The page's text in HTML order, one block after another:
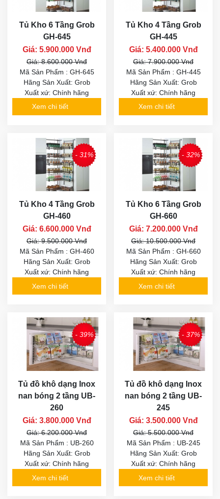
Tủ Kho 6 Tầng Grob
GH-645
Giá: 5.900.000 Vnđ
Giá: 8.600.000 Vnđ
Mã Sản Phẩm : GH-645
Hãng Sản Xuất: Grob
Xuất xứ: Chính hãng
Xem chi tiết
Tủ Kho 4 Tầng Grob
GH-445
Giá: 5.400.000 Vnđ
Giá: 7.900.000 Vnđ
Mã Sản Phẩm : GH-445
Hãng Sản Xuất: Grob
Xuất xứ: Chính hãng
Xem chi tiết
- 31%
Tủ Kho 4 Tầng Grob
GH-460
Giá: 6.600.000 Vnđ
Giá: 9.500.000 Vnđ
Mã Sản Phẩm : GH-460
Hãng Sản Xuất: Grob
Xuất xứ: Chính hãng
Xem chi tiết
- 32%
Tủ Kho 6 Tầng Grob
GH-660
Giá: 7.200.000 Vnđ
Giá: 10.500.000 Vnđ
Mã Sản Phẩm : GH-660
Hãng Sản Xuất: Grob
Xuất xứ: Chính hãng
Xem chi tiết
- 39%
Tủ đồ khô dạng Inox
nan bóng 2 tầng UB-
260
Giá: 3.800.000 Vnđ
Giá: 6.200.000 Vnđ
Mã Sản Phẩm : UB-260
Hãng Sản Xuất: Grob
Xuất xứ: Chính hãng
Xem chi tiết
- 37%
Tủ đồ khô dạng Inox
nan bóng 2 tầng UB-
245
Giá: 3.500.000 Vnđ
Giá: 5.500.000 Vnđ
Mã Sản Phẩm : UB-245
Hãng Sản Xuất: Grob
Xuất xứ: Chính hãng
Xem chi tiết